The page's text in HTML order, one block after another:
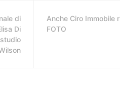
di
Di
Anche Ciro Immobile
FOTO